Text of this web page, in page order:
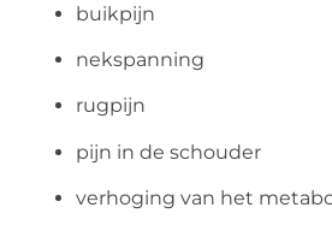
buikpijn
nekspanning
rugpijn
pijn in de schouder
verhoging van het